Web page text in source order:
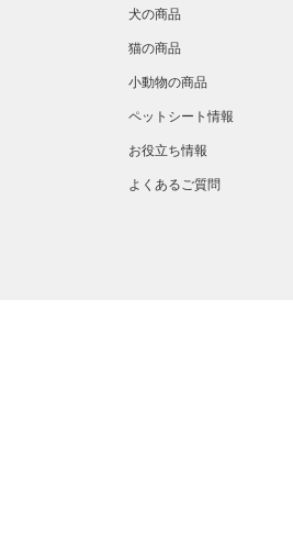
犬の商品
猫の商品
小動物の商品
ペットシート情報
お役立ち情報
よくあるご質問